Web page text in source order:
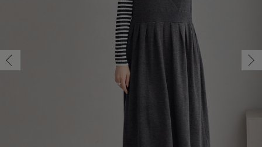
マタニティ アウター（コート）・ママコート
産褥ショーツ
骨盤・マタニティベルト （妊娠中・産後）
マタニティ ドレス（結婚式・お呼ばれ）
マタニティ フォーマル パンツ・ボトムス
【アウトレット】インナー
冷房対策
スカート
パジャマ
インナー
雑貨
ベビー
MAX55%OFF ブラック
オフィス
きれいめ美脚パンツ派
ツィード派
王道シンプル派
セットアップ派
短肌着
セット
快適ウェア10%OFF
ジャンパースカート/
ワーク・オフィス
カジュアル
フォーマル / オケー
あったかアイテム｜
10,001円（税込）〜
女の子におススメの
男の子におススメの
定番ギフト
もらって嬉しいギフト
保温&リカバリー
レギンス・タイツ
カップ付きインナー
あったか度◎
裏起毛素材
【冬のあったか特集
チャコール×ブラ
フリー/在庫あり
カートに入れる